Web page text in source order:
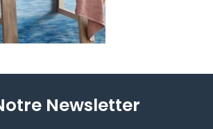
Newsletter